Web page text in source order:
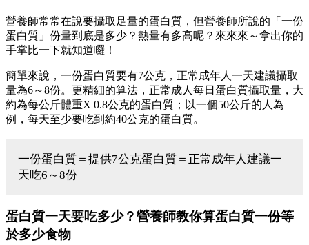
營養師常常在說要攝取足量的蛋白質，但營養師所說的「一份
蛋白質」份量到底是多少？熱量有多高呢？來來來～拿出你的
手掌比一下就知道囉！
簡單來說，一份蛋白質要有7公克，正常成年人一天建議攝取
量為6～8份。更精細的算法，正常成人每日蛋白質攝取量，大
約為每公斤體重X 0.8公克的蛋白質；以一個50公斤的人為
例，每天至少要吃到約40公克的蛋白質。
一份蛋白質＝提供7公克蛋白質＝正常成年人建議一
天吃6～8份
蛋白質一天要吃多少？營養師教你算蛋白質一份等
於多少食物